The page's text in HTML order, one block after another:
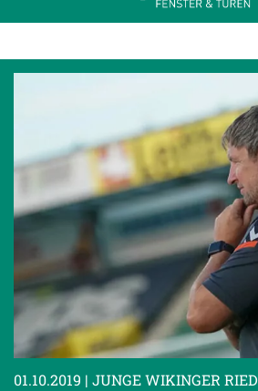
01.10.2019 | JUNGE WIKINGER RIED